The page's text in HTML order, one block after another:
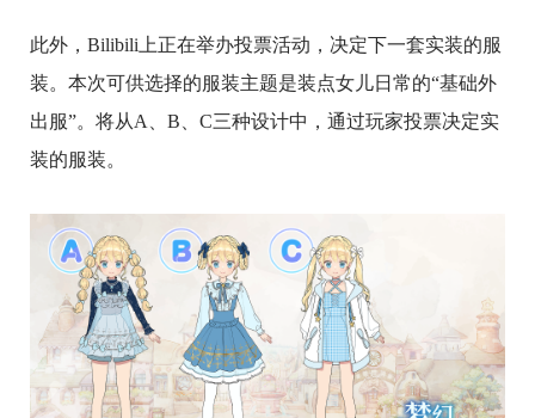
此外，Bilibili上正在举办投票活动，决定下一套实装的服
装。本次可供选择的服装主题是装点女儿日常的“基础外
出服”。将从A、B、C三种设计中，通过玩家投票决定实
装的服装。